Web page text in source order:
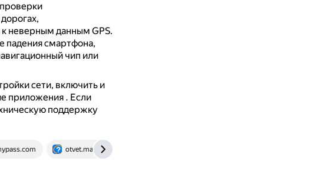
неверным данным GPS.
падения смартфона,
чип или
сети, включить и
приложения . Если
поддержку
otvet.mail.ru